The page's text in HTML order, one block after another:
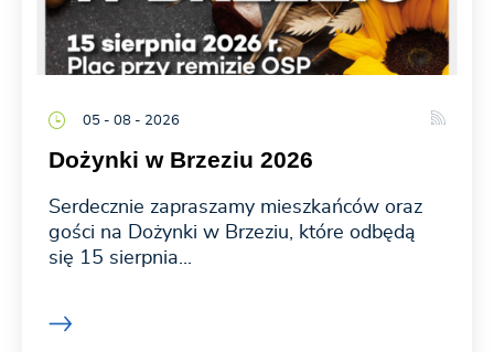
05 - 08 - 2026
Dożynki w Brzeziu 2026
Serdecznie zapraszamy mieszkańców oraz
gości na Dożynki w Brzeziu, które odbędą
się 15 sierpnia...